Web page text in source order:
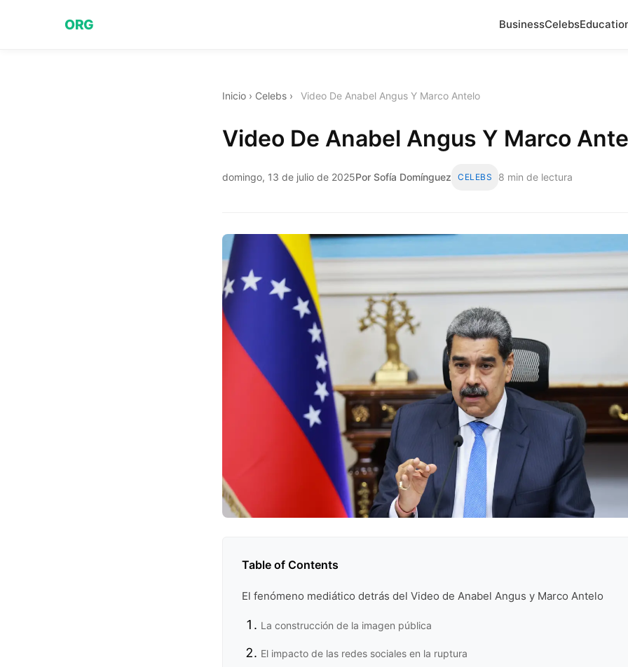
ORG BusinessCelebs
Inicio › Celebs › Video De Anabel Angus Y Marco Antelo
Video De Anabel Angus Y Marco
domingo, 13 de julio de 2025Por Sofía Domínguez CELEBS 8 min de lectura
Table of Contents
El fenómeno mediático detrás del Video de Anabel Angus y Marco Antelo
La construcción de la imagen pública
El impacto de las redes sociales en la ruptura